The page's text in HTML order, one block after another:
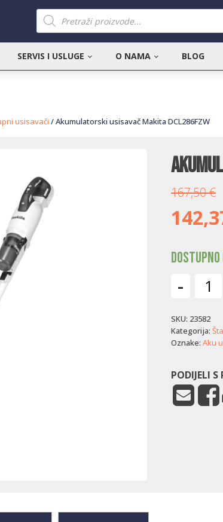
Products
search
SERVIS I USLUGE O NAMA BLOG
usisavači / Akumulatorski usisavač Makita DCL286FZW
167,50€
Dostupno
-
Makita
DCL286FZW
količina
SKU: 23582
Kategorija:
Oznake: Aku
PODIJELI S